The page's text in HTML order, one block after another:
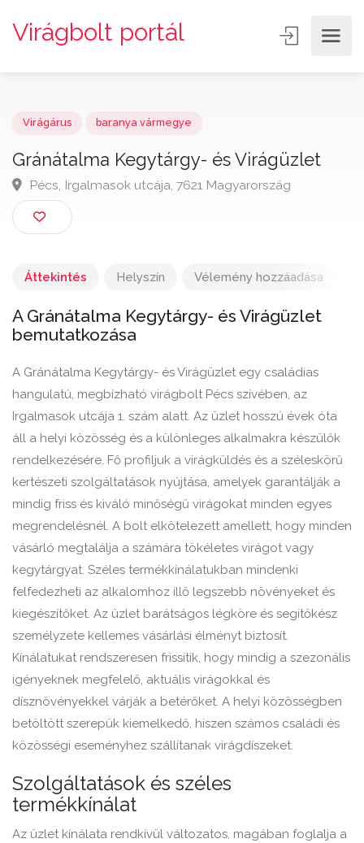
Virágbolt portál
Gránátalma Kegytárgy- és Virágüzlet
Pécs, Irgalmasok utcája, 7621 Magyarország
Áttekintés Helyszín Vélemény hozzáadása
A Gránátalma Kegytárgy- és Virágüzlet
bemutatkozása
A Gránátalma Kegytárgy- és Virágüzlet egy családias
hangulatú, megbízható virágbolt Pécs szívében, az
Irgalmasok utcája 1. szám alatt. Az üzlet hosszú évek óta
áll a helyi közösség és a különleges alkalmakra készülők
rendelkezésére. Fő profiljuk a virágküldés és a széleskörű
kertészeti szolgáltatások nyújtása, amelyek garantálják a
mindig friss és kiváló minőségű virágokat minden egyes
megrendelésnél. A bolt elkötelezett amellett, hogy minden
vásárló megtalálja a számára tökéletes virágot vagy
kegytárgyat. Széles termékkínálatukban mindenki
felfedezheti az alkalomhoz illő legszebb növényeket és
kiegészítőket. Az üzlet barátságos légköre és segítőkész
személyzete kellemes vásárlási élményt biztosít.
Kínálatukat rendszeresen frissítik, hogy mindig a szezonális
igényeknek megfelelő, aktuális virágokkal és
dísznövényekkel várják a betérőket. A helyi közösségben
betöltött szerepük kiemelkedő, hiszen számos családi és
közösségi eseményhez szállítanak virágdíszeket.
Szolgáltatások és széles
termékkínálat
Az üzlet kínálata rendkívül változatos, magában foglalja a